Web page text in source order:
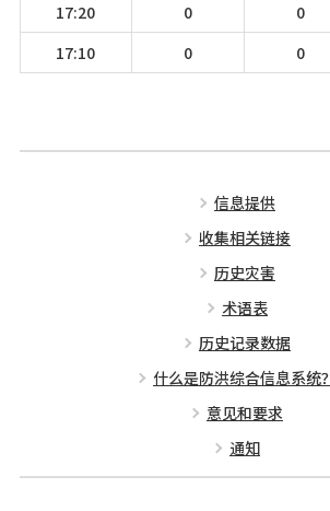
17:20
0 0
17:10
0 0
信息提供
收集相关链接
历史灾害
术语表
历史记录数据
什么是防洪综合信息系统？
意见和要求
通知